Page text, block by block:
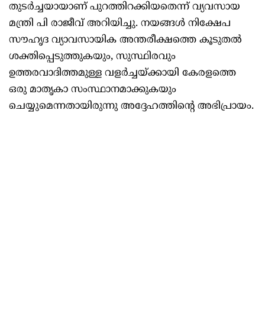
തുടർച്ചയായാണ് പുറത്തിറക്കിയതെന്ന് വ്യവസായ
മന്ത്രി പി രാജീവ് അറിയിച്ചു. നയങ്ങൾ നിക്ഷേപ
സൗഹൃദ വ്യാവസായിക അന്തരീക്ഷത്തെ കൂടുതൽ
ശക്തിപ്പെടുത്തുകയും, സുസ്ഥിരവും
ഉത്തരവാദിത്തമുള്ള വളർച്ചയ്ക്കായി കേരളത്തെ
ഒരു മാതൃകാ സംസ്ഥാനമാക്കുകയും
ചെയ്യുമെന്നതായിരുന്നു അദ്ദേഹത്തിന്റെ അഭിപ്രായം.